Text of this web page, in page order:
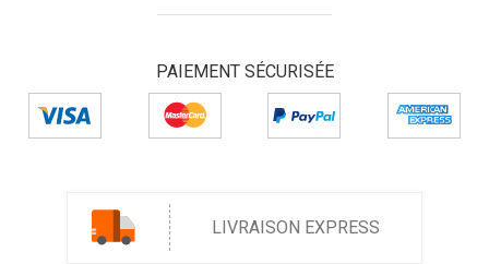
PAIEMENT SÉCURISÉE
LIVRAISON EXPRESS